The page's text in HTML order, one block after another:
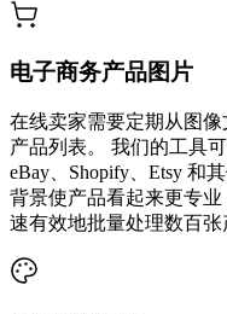
电子商务产品图片
在线卖家需要定期从图
产品列表。 我们的工具
eBay、Shopify、Etsy 和
背景使产品看起来更专
速有效地批量处理数百张